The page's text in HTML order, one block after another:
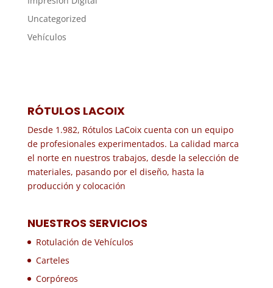
Uncategorized
Vehículos
RÓTULOS LACOIX
Desde 1.982, Rótulos LaCoix cuenta con un equipo
de profesionales experimentados. La calidad marca
el norte en nuestros trabajos, desde la selección de
materiales, pasando por el diseño, hasta la
producción y colocación
NUESTROS SERVICIOS
Rotulación de Vehículos
Carteles
Corpóreos